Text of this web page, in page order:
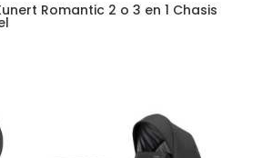
Romantic 2 o 3 en 1 Chasis